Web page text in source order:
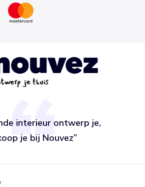
interieur ontwerp je,
je bij Nouvez”